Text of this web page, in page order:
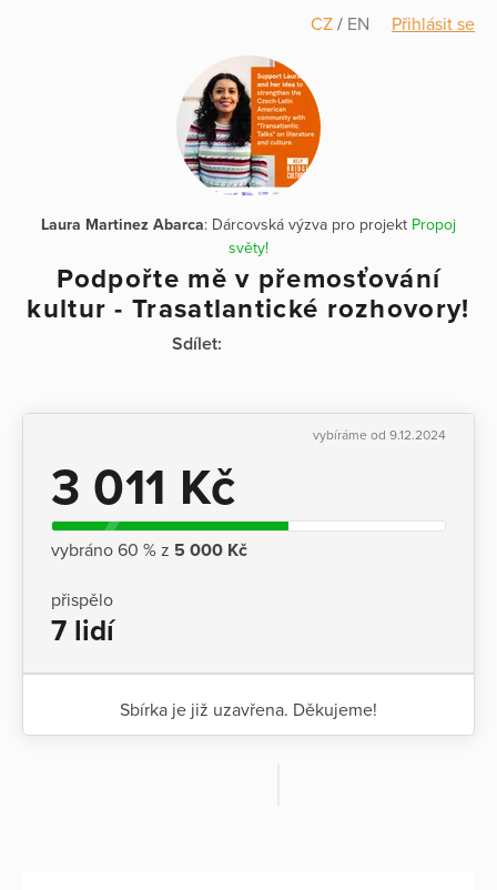
CZ / EN Přihlásit se
Laura Martinez Abarca: Dárcovská výzva pro projekt Propoj
světy!
Podpořte mě v přemosťování
kultur - Trasatlantické rozhovory!
Sdílet:
vybíráme od 9.12.2024
3 011 Kč
vybráno 60 % z 5 000 Kč
přispělo
7 lidí
Sbírka je již uzavřena. Děkujeme!